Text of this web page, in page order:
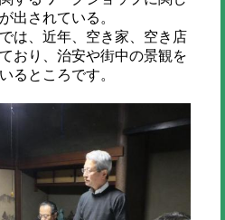
出されている。
は、近年、空き家、空き店
おり、治安や街中の景観を
るところです。